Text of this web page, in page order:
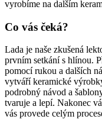
vyrobíme na dalším
Co vás čeká?
Lada je naše zkušená
prvním setkání s hlínou.
pomocí rukou a dalších
vytváří keramické
podrobný návod a
tvaruje a lepí. Nakonec
vás provede celým